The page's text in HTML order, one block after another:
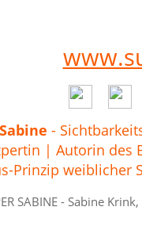
-
| Autorin des
Prinzip weiblicher
SABINE - Sabine